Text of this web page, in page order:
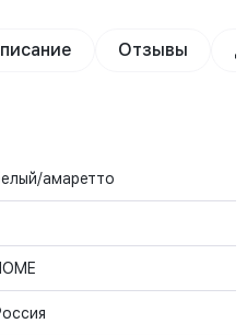
Отзывы
амаретто